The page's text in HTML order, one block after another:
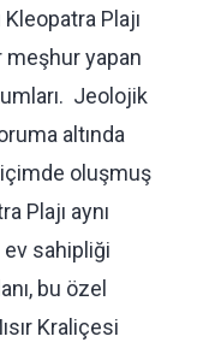
Kleopatra Plajı
meşhur yapan
Jeolojik
altında
oluşmuş
Plajı aynı
sahipliği
bu özel
Kraliçesi